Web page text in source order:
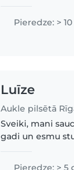
bērnus savā
dzīvniekus!
iejūtīga un
Pieredze: >
Luīze
Aukle pilsētā
Sveiki, mani
gadi un esmu
piektdienās un
Pieredze: > 5